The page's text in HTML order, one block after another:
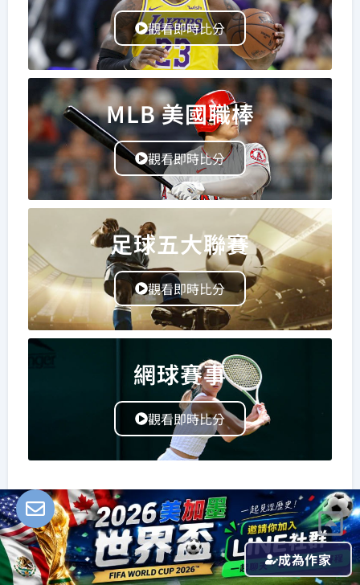
觀看即時比分
MLB 美國職棒
觀看即時比分
足球五大聯賽
觀看即時比分
網球賽事
觀看即時比分
體育名人堂
足球明星
成為作家